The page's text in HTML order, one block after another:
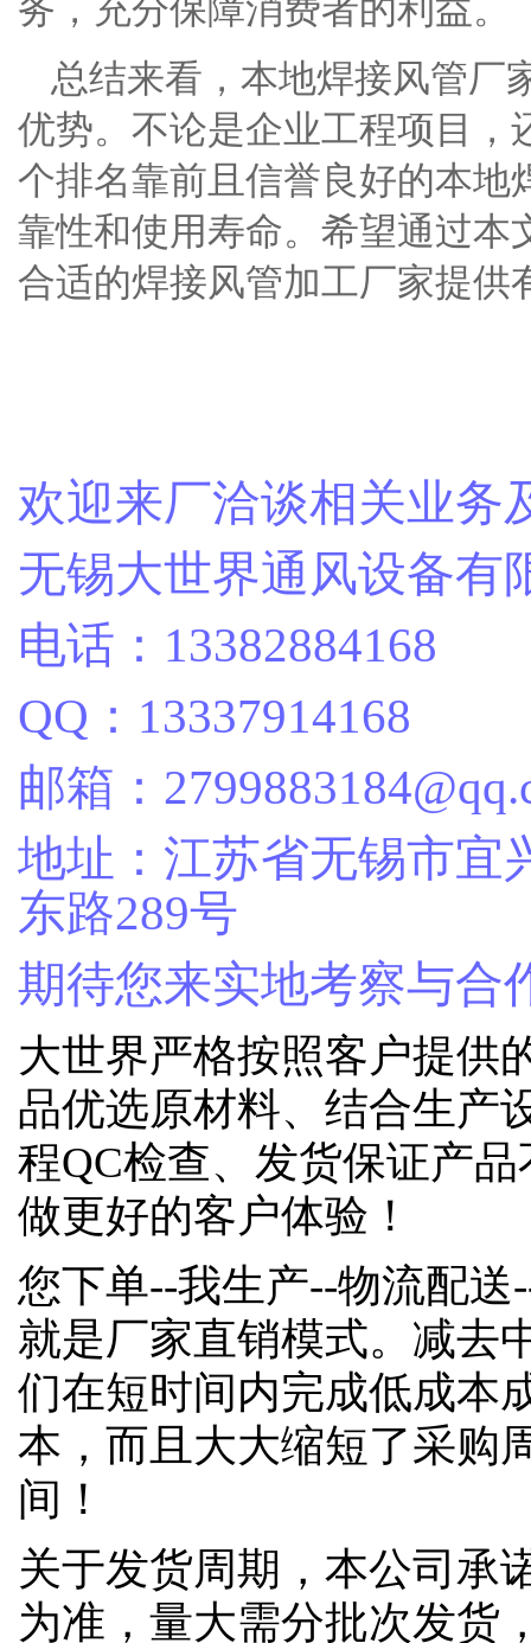
务，充分保障消费者的利益。
总结来看，本地焊接风管厂
优势。不论是企业工程项目，
个排名靠前且信誉良好的本
靠性和使用寿命。希望通过本
合适的焊接风管加工厂家提供
欢迎来厂洽谈相关业务
无锡大世界通风设备有
电话：13382884168
QQ：13337914168
邮箱：
地址：江苏省无锡市宜
东路289号
期待您来实地考察与合
大世界严格按照客户提供
品优选原材料、结合生产
程QC检查、发货保证产
做更好的客户体验！
您下单--我生产--物流配
就是厂家直销模式。减去
们在短时间内完成低成本
本，而且大大缩短了采购
间！
关于发货周期，本公司承
为准，量大需分批次发货